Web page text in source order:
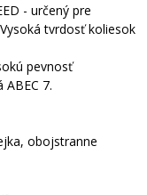
- určený pre
tvrdosť koliesok
pevnosť
7.
obojstranne